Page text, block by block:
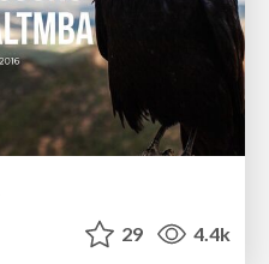
29 4.4k